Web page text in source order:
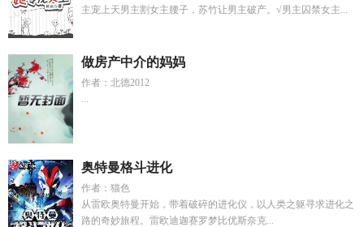
主宠上天男主割女主腰子，苏竹让男主破产。√男主囚禁女主...
做房产中介的妈妈
作者：北德2012
...
奥特曼格斗进化
作者：猫色
从雷欧奥特曼开始，带着破碎的进化仪，以人类之躯寻求进化之
路的奇妙旅程。雷欧迪迦赛罗梦比优斯奈克...